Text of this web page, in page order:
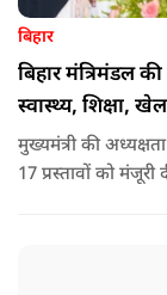
बिहार
बिहार मंत्रिमंडल
स्वास्थ्य, शिक्षा,
मुख्यमंत्री की
17 प्रस्तावों को